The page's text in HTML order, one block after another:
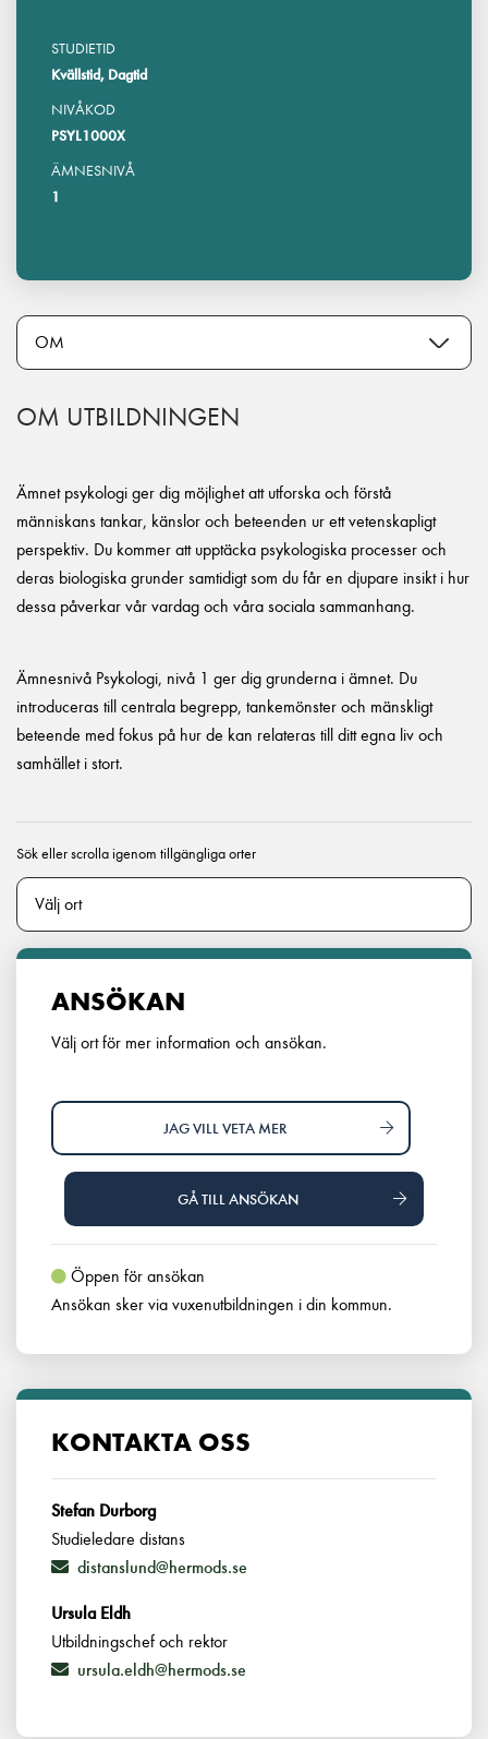
STUDIETID
Kvällstid, Dagtid
NIVÅKOD
PSYL1000X
ÄMNESNIVÅ
1
OM UTBILDNINGEN
Ämnet psykologi ger dig möjlighet att utforska och förstå
människans tankar, känslor och beteenden ur ett vetenskapligt
perspektiv. Du kommer att upptäcka psykologiska processer och
deras biologiska grunder samtidigt som du får en djupare insikt i hur
dessa påverkar vår vardag och våra sociala sammanhang.
Ämnesnivå Psykologi, nivå 1 ger dig grunderna i ämnet. Du
introduceras till centrala begrepp, tankemönster och mänskligt
beteende med fokus på hur de kan relateras till ditt egna liv och
samhället i stort.
Sök eller scrolla igenom tillgängliga orter
ANSÖKAN
Välj ort för mer information och ansökan.
JAG VILL VETA MER
GÅ TILL ANSÖKAN
Öppen för ansökan
Ansökan sker via vuxenutbildningen i din kommun.
KONTAKTA OSS
Stefan Durborg
Studieledare distans
distanslund@hermods.se
Ursula Eldh
Utbildningschef och rektor
ursula.eldh@hermods.se